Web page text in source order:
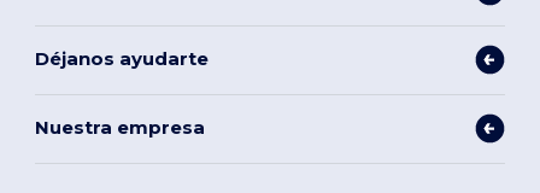
Déjanos ayudarte
Nuestra empresa